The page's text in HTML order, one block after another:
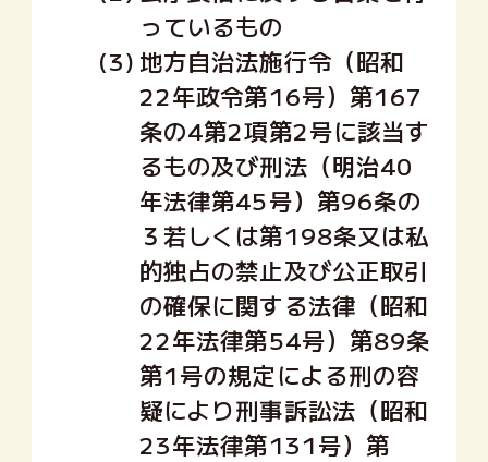
っているもの
(3) 地方自治法施行令（昭和
22年政令第16号）第167
条の4第2項第2号に該当す
るもの及び刑法（明治40
年法律第45号）第96条の
３若しくは第198条又は私
的独占の禁止及び公正取引
の確保に関する法律（昭和
22年法律第54号）第89条
第1号の規定による刑の容
疑により刑事訴訟法（昭和
23年法律第131号）第